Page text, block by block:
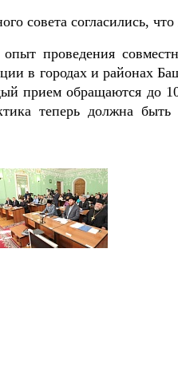
совета согласились,
опыт проведения
в городах и районах
прием обращаются до
теперь должна